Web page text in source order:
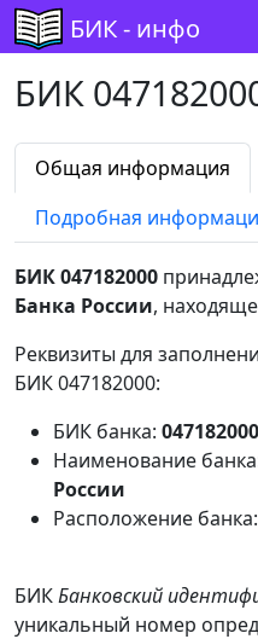
БИК - инфо
БИК
Общая информация
Подробная
БИК 047182000
Банка России,
Реквизиты для
БИК 047182000:
БИК банка: 047182000
Наименование
России
Расположение банка:
БИКБанковский
уникальный номер